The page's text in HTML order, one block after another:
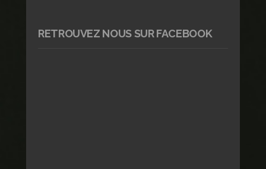
RETROUVEZ NOUS SUR FACEBOOK